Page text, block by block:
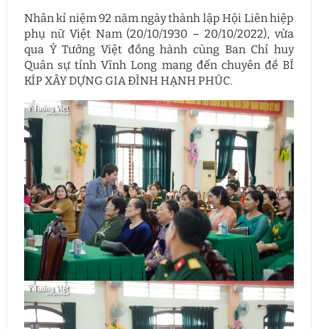
Nhân kỉ niệm 92 năm ngày thành lập Hội Liên hiệp
phụ nữ Việt Nam (20/10/1930 – 20/10/2022), vừa
qua Ý Tưởng Việt đồng hành cùng Ban Chỉ huy
Quân sự tỉnh Vĩnh Long mang đến chuyên đề BÍ
KÍP XÂY DỰNG GIA ĐÌNH HẠNH PHÚC.